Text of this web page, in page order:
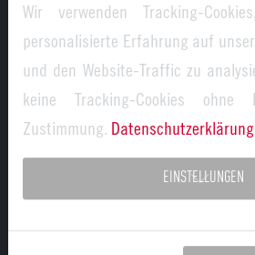
Raumfahrt zum Einsatz kommen:
von…
Wir verwenden Tracking-
personalisierte Erfahrung auf
und den Website-Traffic zu
keine Tracking-Cookies ohne
Zustimmung. Datenschutzerklärung
EINSTELLUNGEN